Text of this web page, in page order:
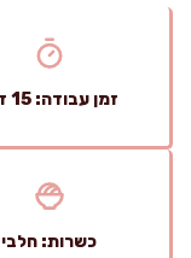
זמן עבודה: 15 דק'
כשרות: חלבי